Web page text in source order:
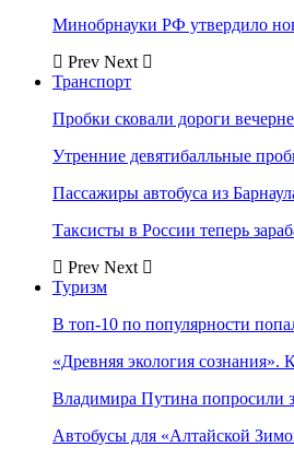
Минобрнауки РФ утвердило
Prev Next
Транспорт
Пробки сковали дороги
Утренние девятибалльные
Пассажиры автобуса из
Таксисты в России теперь
Prev Next
Туризм
В топ-10 по популярности
«Древняя экология сознания».
Владимира Путина попросили
Автобусы для «Алтайской